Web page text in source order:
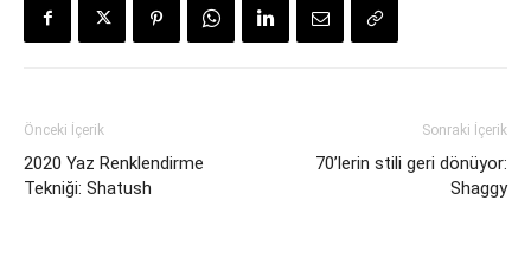
Önceki İçerik
2020 Yaz Renklendirme
Tekniği: Shatush
Sonraki İçerik
70’lerin stili geri dönüyor:
Shaggy